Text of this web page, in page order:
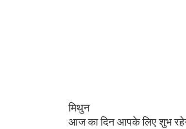
मिथुन
आज का दिन आपके लिए शुभ